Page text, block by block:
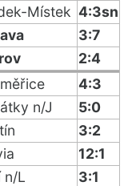
Místek 4:3sn
3:7
2:4
4:3
n/J
5:0
3:2
12:1
n/L
3:1